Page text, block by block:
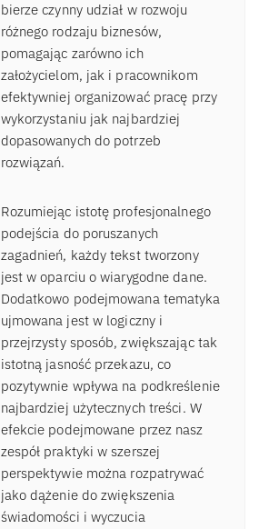
bierze czynny udział w rozwoju
różnego rodzaju biznesów,
pomagając zarówno ich
założycielom, jak i pracownikom
efektywniej organizować pracę przy
wykorzystaniu jak najbardziej
dopasowanych do potrzeb
rozwiązań.
Rozumiejąc istotę profesjonalnego
podejścia do poruszanych
zagadnień, każdy tekst tworzony
jest w oparciu o wiarygodne dane.
Dodatkowo podejmowana tematyka
ujmowana jest w logiczny i
przejrzysty sposób, zwiększając tak
istotną jasność przekazu, co
pozytywnie wpływa na podkreślenie
najbardziej użytecznych treści. W
efekcie podejmowane przez nasz
zespół praktyki w szerszej
perspektywie można rozpatrywać
jako dążenie do zwiększenia
świadomości i wyczucia